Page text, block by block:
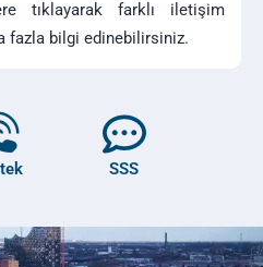
tıklayarak farklı iletişim
fazla bilgi edinebilirsiniz.
SSS